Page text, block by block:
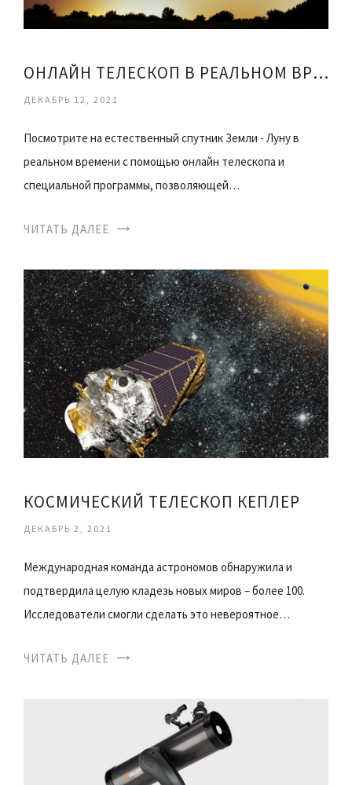
ОНЛАЙН ТЕЛЕСКОП В РЕАЛЬНОМ ВРЕМЕНИ
ДЕКАБРЬ 12, 2021
Посмотрите на естественный спутник Земли - Луну в
реальном времени с помощью онлайн телескопа и
специальной программы, позволяющей…
ЧИТАТЬ ДАЛЕЕ
КОСМИЧЕСКИЙ ТЕЛЕСКОП КЕПЛЕР
ДЕКАБРЬ 2, 2021
Международная команда астрономов обнаружила и
подтвердила целую кладезь новых миров – более 100.
Исследователи смогли сделать это невероятное…
ЧИТАТЬ ДАЛЕЕ